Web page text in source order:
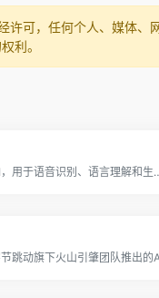
可，任何个人、媒体
利。
对话式 AI API，用于语音识别、语言理